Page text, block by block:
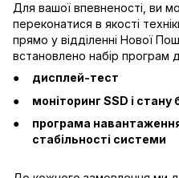
Для вашої впевненості, ви
переконатися в якості
прямо у відділенні Нової
встановлено набір програм
дисплей-тест
моніторинг SSD і стану
програма
стабільності системи